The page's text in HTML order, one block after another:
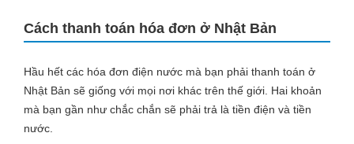
Cách thanh toán hóa đơn ở Nhật Bản
Hầu hết các hóa đơn điện nước mà bạn phải thanh toán ở
Nhật Bản sẽ giống với mọi nơi khác trên thế giới. Hai khoản
mà bạn gần như chắc chắn sẽ phải trả là tiền điện và tiền
nước.